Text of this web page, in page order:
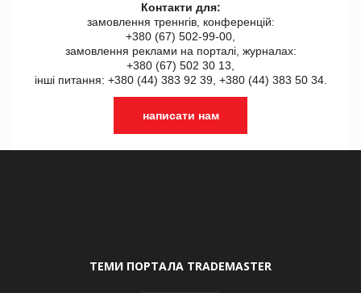
Контакти для:
замовлення треннгів, конференцій:
+380 (67) 502-99-00,
замовлення реклами на порталі, журналах:
+380 (67) 502 30 13,
інші питання: +380 (44) 383 92 39, +380 (44) 383 50 34.
написати нам
ТЕМИ ПОРТАЛА TRADEMASTER